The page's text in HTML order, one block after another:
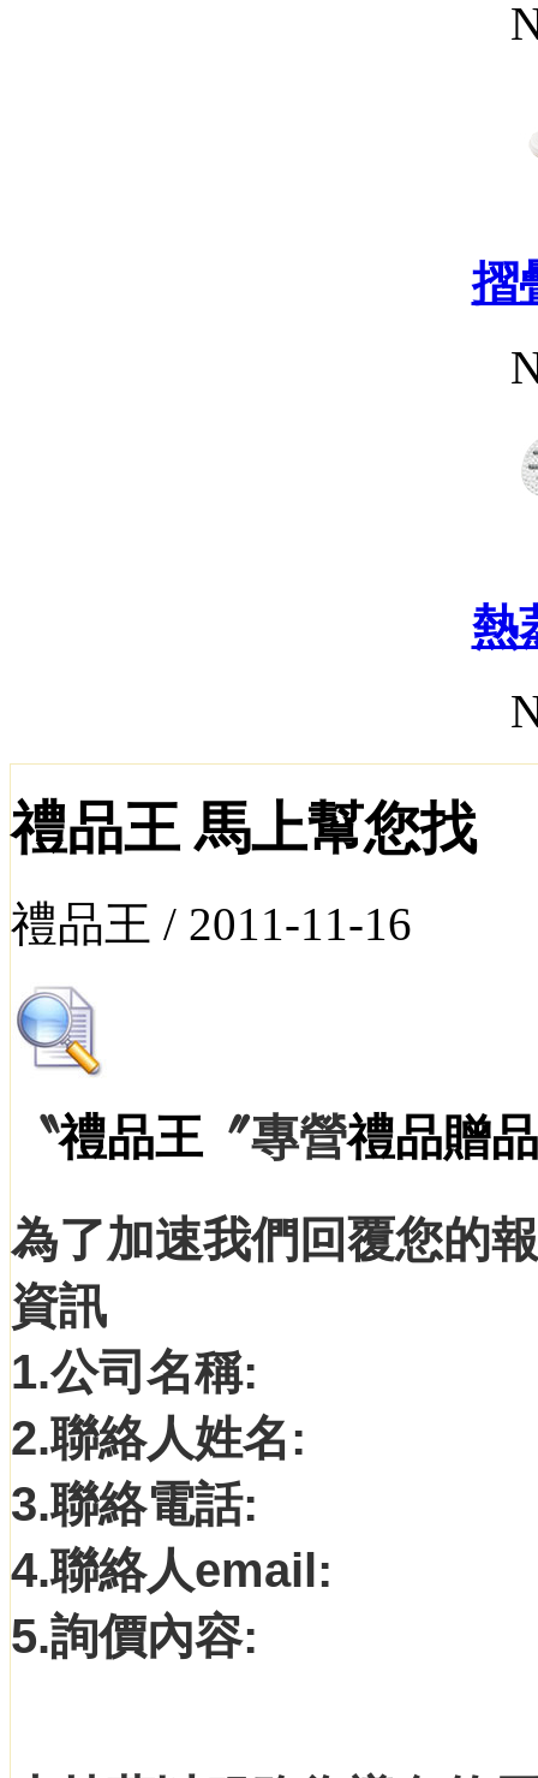
摺
熱
禮品王 馬上幫您找
禮品王 / 2011-11-16
〝禮品王 〞專營禮品贈品
為了加速我們回覆您的
資訊
1.公司名稱:
2.聯絡人姓名:
3.聯絡電話:
4.聯絡人email:
5.詢價內容: